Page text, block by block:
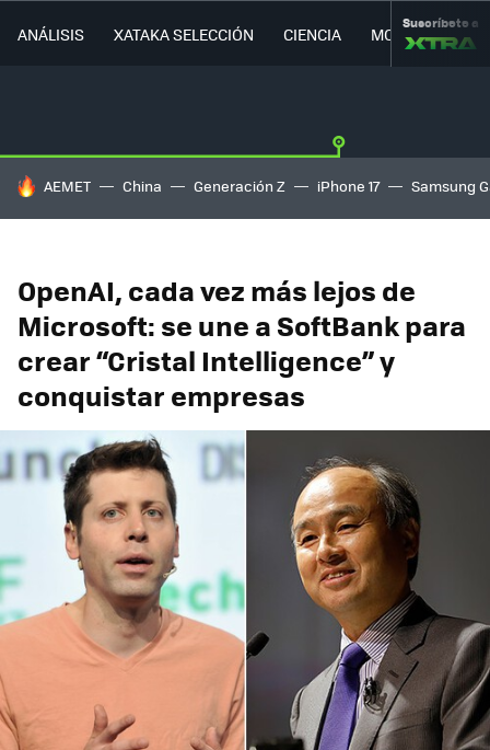
ANÁLISIS XATAKA SELECCIÓN CIENCIA MOVILIDAD
Suscríbete a
HOY SE HABLA DE
AEMET China Generación Z iPhone 17 Samsung
OpenAI, cada vez más lejos de
Microsoft: se une a SoftBank para
crear “Cristal Intelligence” y
conquistar empresas